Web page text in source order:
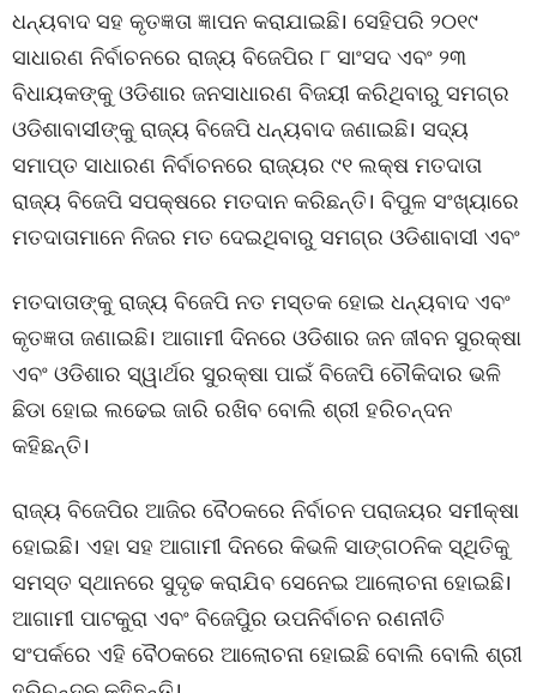
ଧନ୍ୟବାଦ ସହ କୃତଜ୍ଞତା ଜ୍ଞାପନ କରାଯାଇଛି। ସେହିପରି ୨୦୧୯
ସାଧାରଣ ନିର୍ବାଚନରେ ରାଜ୍ୟ ବିଜେପିର ୮ ସାଂସଦ ଏବଂ ୨୩
ବିଧାୟକଙ୍କୁ ଓଡିଶାର ଜନସାଧାରଣ ବିଜୟୀ କରିଥିବାରୁ ସମଗ୍ର
ଓଡିଶାବାସୀଙ୍କୁ ରାଜ୍ୟ ବିଜେପି ଧନ୍ୟବାଦ ଜଣାଇଛି। ସଦ୍ୟ
ସମାପ୍ତ ସାଧାରଣ ନିର୍ବାଚନରେ ରାଜ୍ୟର ୯୧ ଲକ୍ଷ ମତଦାତା
ରାଜ୍ୟ ବିଜେପି ସପକ୍ଷରେ ମତଦାନ କରିଛନ୍ତି। ବିପୁଳ ସଂଖ୍ୟାରେ
ମତଦାତାମାନେ ନିଜର ମତ ଦେଇଥିବାରୁ ସମଗ୍ର ଓଡିଶାବାସୀ ଏବଂ
ମତଦାତାଙ୍କୁ ରାଜ୍ୟ ବିଜେପି ନତ ମସ୍ତକ ହୋଇ ଧନ୍ୟବାଦ ଏବଂ
କୃତଜ୍ଞତା ଜଣାଇଛି। ଆଗାମୀ ଦିନରେ ଓଡିଶାର ଜନ ଜୀବନ ସୁରକ୍ଷା
ଏବଂ ଓଡିଶାର ସ୍ୱାର୍ଥର ସୁରକ୍ଷା ପାଇଁ ବିଜେପି ଚୌକିଦାର ଭଳି
ଛିଡା ହୋଇ ଲଢେଇ ଜାରି ରଖିବ ବୋଲି ଶ୍ରୀ ହରିଚନ୍ଦନ
କହିଛନ୍ତି।
ରାଜ୍ୟ ବିଜେପିର ଆଜିର ବୈଠକରେ ନିର୍ବାଚନ ପରାଜୟର ସମୀକ୍ଷା
ହୋଇଛି। ଏହା ସହ ଆଗାମୀ ଦିନରେ କିଭଳି ସାଙ୍ଗଠନିକ ସ୍ଥିତିକୁ
ସମସ୍ତ ସ୍ଥାନରେ ସୁଦୃଢ କରାଯିବ ସେନେଇ ଆଲୋଚନା ହୋଇଛି।
ଆଗାମୀ ପାଟକୁରା ଏବଂ ବିଜେପୁିର ଉପନିର୍ବାଚନ ରଣନୀତି
ସଂପର୍କରେ ଏହି ବୈଠକରେ ଆଲୋଚନା ହୋଇଛି ବୋଲି ବୋଲି ଶ୍ରୀ